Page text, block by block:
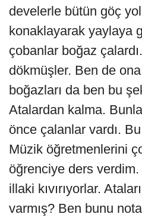
develerle bütün göç
konaklayarak yaylaya
çobanlar boğaz
dökmüşler. Ben de
boğazları da ben bu
Atalardan kalma.
önce çalanlar vardı.
Müzik öğretmenlerini
öğrenciye ders
illaki kıvırıyorlar.
varmış? Ben bunu